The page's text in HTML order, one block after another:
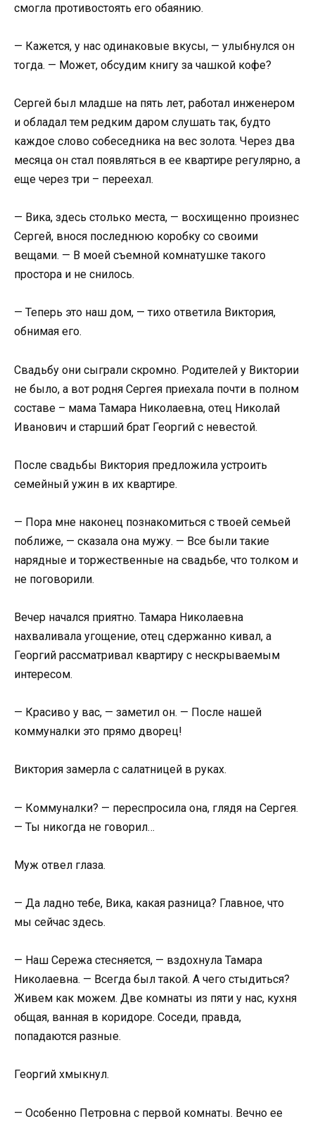
смогла противостоять его обаянию.
— Кажется, у нас одинаковые вкусы, — улыбнулся он
тогда. — Может, обсудим книгу за чашкой кофе?
Сергей был младше на пять лет, работал инженером
и обладал тем редким даром слушать так, будто
каждое слово собеседника на вес золота. Через два
месяца он стал появляться в ее квартире регулярно, а
еще через три – переехал.
— Вика, здесь столько места, — восхищенно произнес
Сергей, внося последнюю коробку со своими
вещами. — В моей съемной комнатушке такого
простора и не снилось.
— Теперь это наш дом, — тихо ответила Виктория,
обнимая его.
Свадьбу они сыграли скромно. Родителей у Виктории
не было, а вот родня Сергея приехала почти в полном
составе – мама Тамара Николаевна, отец Николай
Иванович и старший брат Георгий с невестой.
После свадьбы Виктория предложила устроить
семейный ужин в их квартире.
— Пора мне наконец познакомиться с твоей семьей
поближе, — сказала она мужу. — Все были такие
нарядные и торжественные на свадьбе, что толком и
не поговорили.
Вечер начался приятно. Тамара Николаевна
нахваливала угощение, отец сдержанно кивал, а
Георгий рассматривал квартиру с нескрываемым
интересом.
— Красиво у вас, — заметил он. — После нашей
коммуналки это прямо дворец!
Виктория замерла с салатницей в руках.
— Коммуналки? — переспросила она, глядя на Сергея.
— Ты никогда не говорил…
Муж отвел глаза.
— Да ладно тебе, Вика, какая разница? Главное, что
мы сейчас здесь.
— Наш Сережа стесняется, — вздохнула Тамара
Николаевна. — Всегда был такой. А чего стыдиться?
Живем как можем. Две комнаты из пяти у нас, кухня
общая, ванная в коридоре. Соседи, правда,
попадаются разные.
Георгий хмыкнул.
— Особенно Петровна с первой комнаты. Вечно ее